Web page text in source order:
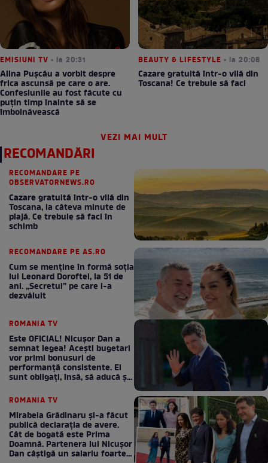
EMISIUNI TV • la 20:31
Alina Pușcău a vorbit despre
frica ascunsă pe care o are.
Confesiunile au fost făcute cu
puțin timp înainte să se
îmbolnăvească
BEAUTY & LIFESTYLE • la 20:08
Cazare gratuită într-o vilă din
Toscana! Ce trebuie să faci
VEZI MAI MULT
RECOMANDĂRI
RECOMANDARE PE
OBSERVATORNEWS.RO
Cazare gratuită într-o vilă din
Toscana, la câteva minute de
plajă. Ce trebuie să faci în
schimb
RECOMANDARE PE AS.RO
Cum se menţine în formă soţia
lui Leonard Doroftei, la 51 de
ani. „Secretul” pe care l-a
dezvăluit
ROMANIA TV
Este OFICIAL! Nicușor Dan a
semnat legea! Acești bugetari
vor primi bonusuri de
performanță consistente. Ei
sunt obligați, însă, să aducă și
ROMANIA TV
Mirabela Grădinaru și-a făcut
publică declarația de avere.
Cât de bogată este Prima
Doamnă. Partenera lui Nicușor
Dan câștigă un salariu foarte